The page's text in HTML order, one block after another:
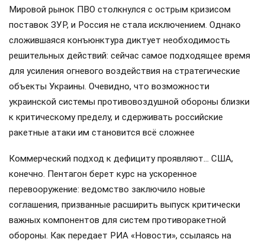
Мировой рынок ПВО столкнулся с острым кризисом
поставок ЗУР, и Россия не стала исключением. Однако
сложившаяся конъюнктура диктует необходимость
решительных действий: сейчас самое подходящее время
для усиления огневого воздействия на стратегические
объекты Украины. Очевидно, что возможности
украинской системы противовоздушной обороны близки
к критическому пределу, и сдерживать российские
ракетные атаки им становится всё сложнее
Коммерческий подход к дефициту проявляют… США,
конечно. Пентагон берет курс на ускоренное
перевооружение: ведомство заключило новые
соглашения, призванные расширить выпуск критически
важных компонентов для систем противоракетной
обороны. Как передает РИА «Новости», ссылаясь на